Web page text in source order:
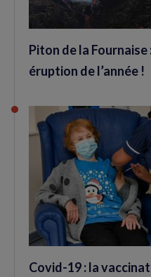
Piton de la
éruption de l’année !
Covid-19 : la